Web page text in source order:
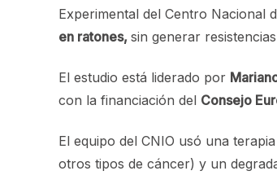
Experimental del Centro Nacional
en ratones, sin generar
El estudio está liderado por
con la financiación del Consejo
El equipo del CNIO usó una
otros tipos de cáncer) y un